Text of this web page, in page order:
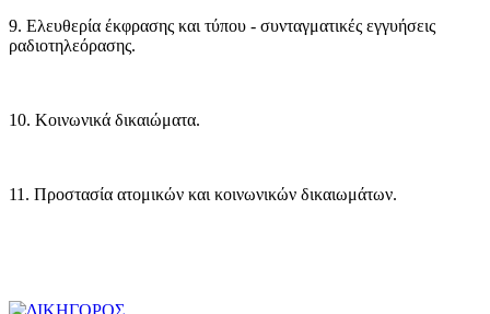
9. Ελευθερία έκφρασης και τύπου - συνταγματικές εγγυήσεις
ραδιοτηλεόρασης.
10. Κοινωνικά δικαιώματα.
11. Προστασία ατομικών και κοινωνικών δικαιωμάτων.